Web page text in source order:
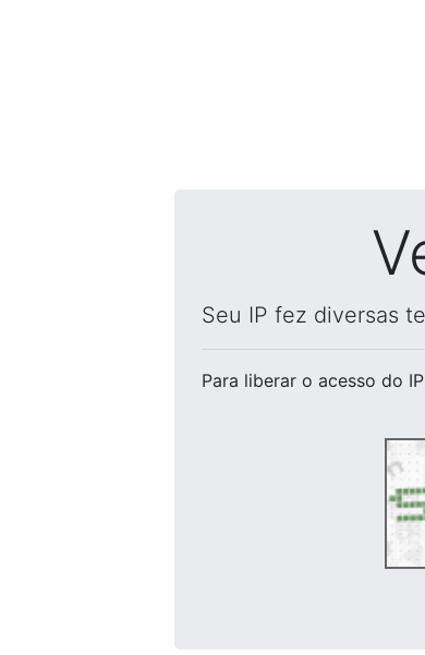
Seu IP fez diversas
Para liberar o acesso do IP